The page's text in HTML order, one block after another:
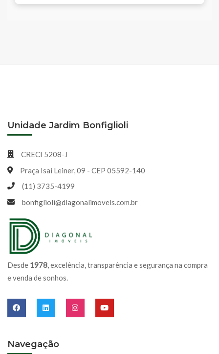
Desde 1978, excelência, transparência e segurança na compra
e venda de sonhos.
Navegação
Unidade Jardim Bonfiglioli
CRECI 5208-J
Praça Isai Leiner, 09 - CEP 05592-140
(11) 3735-4199
bonfiglioli@diagonalimoveis.com.br